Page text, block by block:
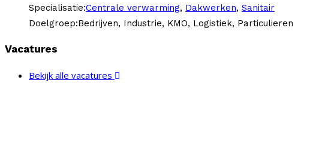
Specialisatie:Centrale verwarming, Dakwerken, Sanitair
Doelgroep:Bedrijven, Industrie, KMO, Logistiek, Particulieren
Vacatures
Bekijk alle vacatures